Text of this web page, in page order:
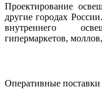
Проектирование
другие городах
внутреннего
гипермаркетов,
Оперативные